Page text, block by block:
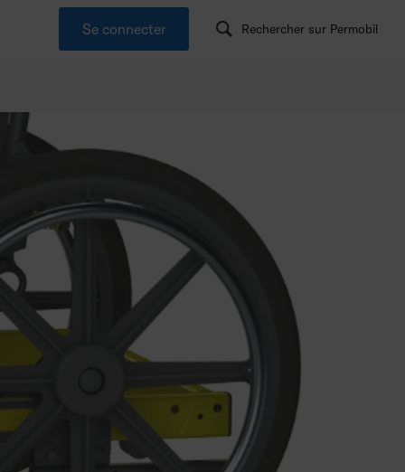
Se connecter Rechercher sur Permobil